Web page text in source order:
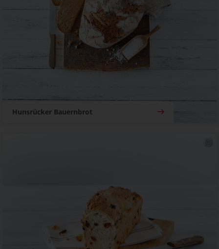
Hunsrücker Bauernbrot